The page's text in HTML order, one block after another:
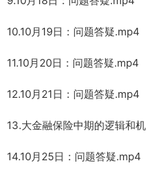
10.10月19日：问题答疑.mp4
11.10月20日：问题答疑.mp4
12.10月21日：问题答疑.mp4
13.大金融保险中期的逻辑和
14.10月25日：问题答疑.mp4